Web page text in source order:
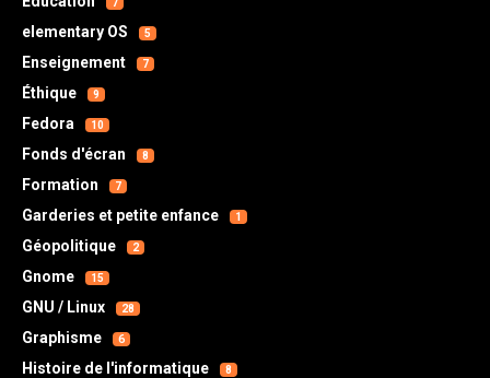
7
elementary OS 5
Enseignement 7
Éthique 9
Fedora 10
Fonds d'écran 8
Formation 7
Garderies et petite enfance 1
Géopolitique 2
Gnome 15
GNU / Linux 28
Graphisme 6
Histoire de l'informatique 8